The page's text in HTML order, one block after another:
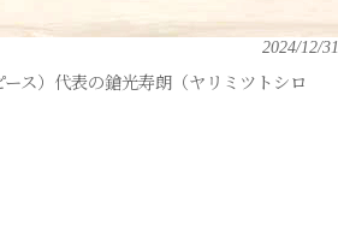
2024/12/31
ス）代表の鎗光寿朗（ヤリミツトシロ